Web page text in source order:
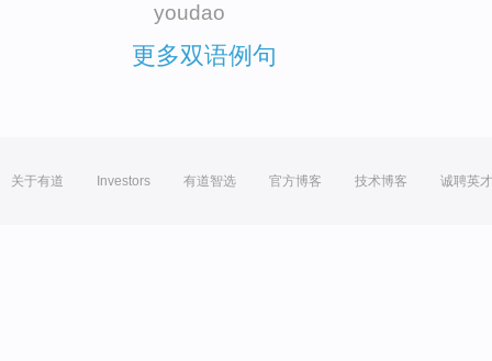
youdao
更多双语例句
关于有道 Investors 有道智选 官方博客 技术博客 诚聘英才